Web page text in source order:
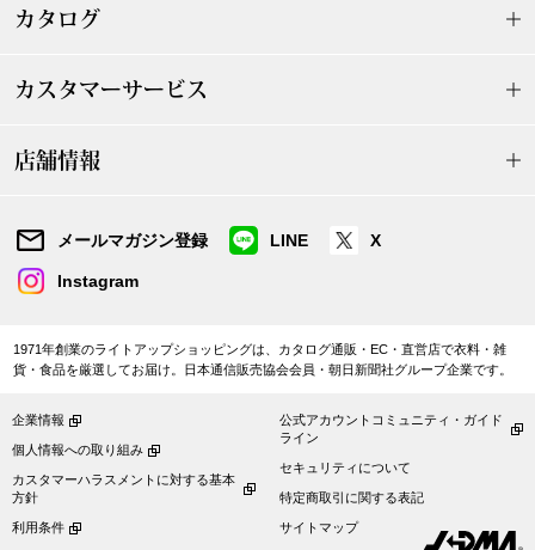
ズ
ベルト
サングラス／
傘／日傘
カタログ
カスタマーサービス
店舗情報
メールマガジン登録 LINE X
Instagram
1971年創業のライトアップショッピングは、カタログ通販・EC・直営店で衣料・雑
貨・食品を厳選してお届け。日本通信販売協会会員・朝日新聞社グループ企業です。
企業情報
個人情報への取り組み
カスタマーハラスメントに対する基本
方針
利用条件
公式アカウントコミュニティ・ガイド
ライン
セキュリティについて
特定商取引に関する表記
サイトマップ